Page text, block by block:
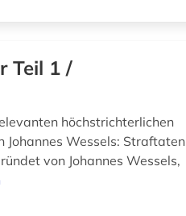
Teil 1 /
höchstrichterlichen
Johannes Wessels: Straftaten
von Johannes Wessels,